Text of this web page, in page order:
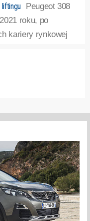
Jak kształtują się
Peugeot 308
roku, po
kariery rynkowej
nie zestarzało, nie
Peugeot w
i
Pierwszym z nich
zdaje się
Do obu tych
»